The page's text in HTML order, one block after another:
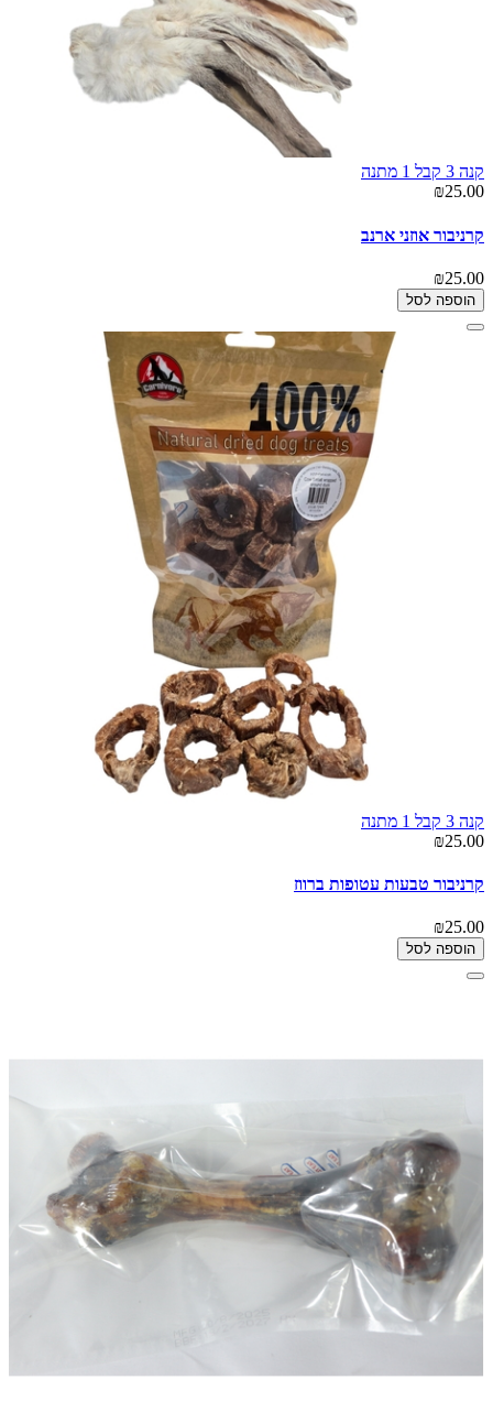
קנה 3 קבל 1 מתנה
₪25.00
קרניבור אוזני ארנב
₪25.00
הוספה לסל
קנה 3 קבל 1 מתנה
₪25.00
קרניבור טבעות עטופות ברווז
₪25.00
הוספה לסל